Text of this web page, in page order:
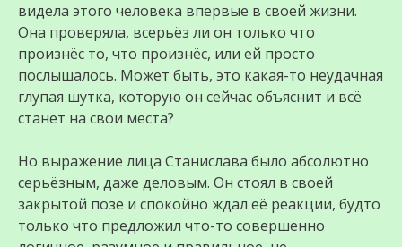
видела этого человека впервые в своей жизни.
Она проверяла, всерьёз ли он только что
произнёс то, что произнёс, или ей просто
послышалось. Может быть, это какая-то неудачная
глупая шутка, которую он сейчас объяснит и всё
станет на свои места?
Но выражение лица Станислава было абсолютно
серьёзным, даже деловым. Он стоял в своей
закрытой позе и спокойно ждал её реакции, будто
только что предложил что-то совершенно